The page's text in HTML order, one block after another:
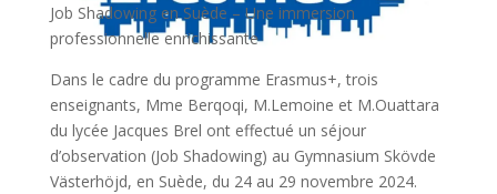
Job Shadowing en Suède – Une immersion
professionnelle enrichissante
Dans le cadre du programme Erasmus+, trois
enseignants, Mme Berqoqi, M.Lemoine et M.Ouattara
du lycée Jacques Brel ont effectué un séjour
d’observation (Job Shadowing) au Gymnasium Skövde
Västerhöjd, en Suède, du 24 au 29 novembre 2024.